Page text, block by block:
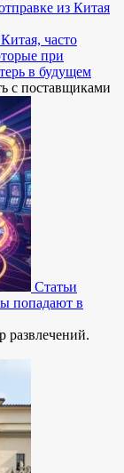
часто
при
в будущем
с поставщиками
Статьи
попадают в
развлечений.